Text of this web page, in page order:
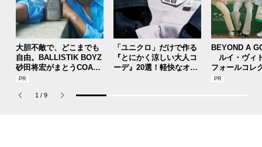
大胆不敵で、どこまでも
自由。BALLISTIK BOYZ
砂田将宏がまとうCOACH
の新作フレグランス「コ
パルファム」
「ユニクロ」だけで作る
『とにかく涼しい大人コ
ーデ』20選！軽快なオー
BEYOND A
ルイ・ヴィ
フォールコレ
描くプレッピ
1 / 9